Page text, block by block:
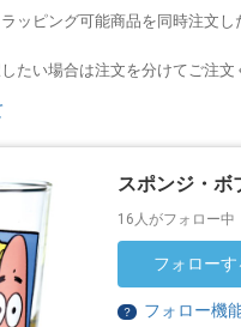
ッピング可能商品を同時注文
たい場合は注文を分けてご注文
スポンジ・ボ
16人がフォロー中
フォローす
？ フォロー機